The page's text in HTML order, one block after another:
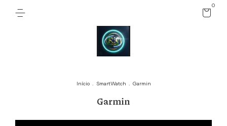
0
Início . SmartWatch . Garmin
Garmin